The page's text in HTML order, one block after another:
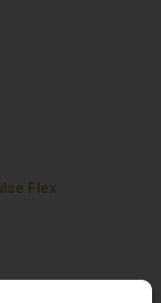
Flex